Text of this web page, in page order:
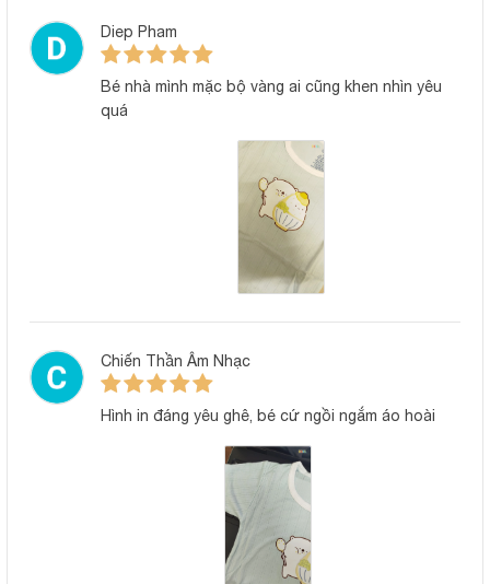
Chất liệu:
Trắng in hình ngộ nghĩnh, rõ nét,
Trẻ từ 3 tháng đến 24 tháng
Có thể giặt tay hoặc giặt máy,
màu
Đặc điểm nổi bật:
Giao hàng:
Giao toàn quốc, hỗ trợ tư vấn
mua
Diep Pham
Bé nhà mình mặc bộ vàng ai cũng khen nhìn yêu
quá
Chiến Thần Âm Nhạc
Hình in đáng yêu ghê, bé cứ ngồi ngắm áo hoài